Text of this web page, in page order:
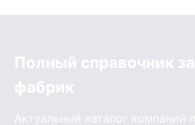
Полный справочник
фабрик
Актуальный каталог компаний